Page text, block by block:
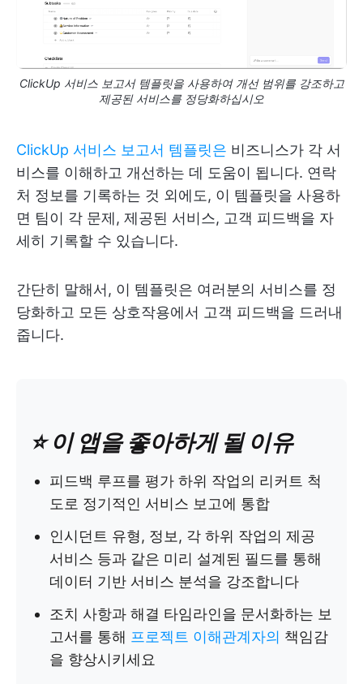
ClickUp 서비스 보고서 템플릿을 사용하여 개선 범위를 강조하고
제공된 서비스를 정당화하십시오
ClickUp 서비스 보고서 템플릿은 비즈니스가 각 서
비스를 이해하고 개선하는 데 도움이 됩니다. 연락
처 정보를 기록하는 것 외에도, 이 템플릿을 사용하
면 팀이 각 문제, 제공된 서비스, 고객 피드백을 자
세히 기록할 수 있습니다.
간단히 말해서, 이 템플릿은 여러분의 서비스를 정
당화하고 모든 상호작용에서 고객 피드백을 드러내
줍니다.
⭐️ 이 앱을 좋아하게 될 이유
피드백 루프를 평가 하위 작업의 리커트 척
도로 정기적인 서비스 보고에 통합
인시던트 유형, 정보, 각 하위 작업의 제공
서비스 등과 같은 미리 설계된 필드를 통해
데이터 기반 서비스 분석을 강조합니다
조치 사항과 해결 타임라인을 문서화하는 보
고서를 통해 프로젝트 이해관계자의 책임감
을 향상시키세요